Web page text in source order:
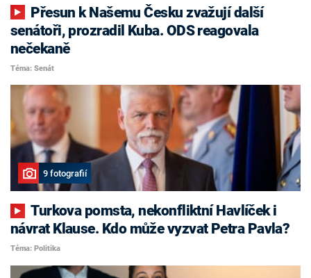
senátoři, prozradil Kuba. ODS reagovala
nečekaně
Téma: Senát
9 fotografií
Turkova pomsta, nekonfliktní Havlíček i
návrat Klause. Kdo může vyzvat Petra Pavla?
Téma: Politika